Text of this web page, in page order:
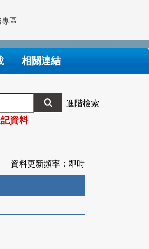
區
相關連結
進階檢索
資料
資料更新頻率：即時